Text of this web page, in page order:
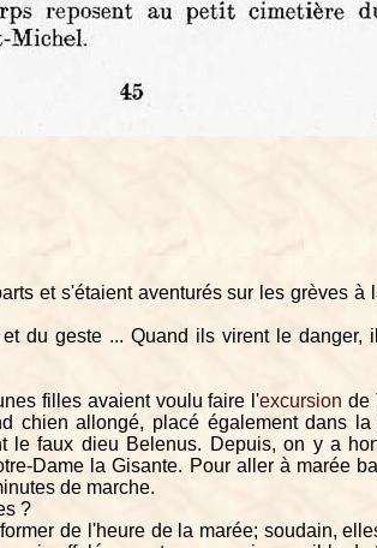
et s'étaient aventurés sur les grèves à
du geste ... Quand ils virent le danger,
filles avaient voulu faire l'excursion de
chien allongé, placé également dans la
le faux dieu Belenus. Depuis, on y a
Dame la Gisante. Pour aller à marée
de marche.
?
de l'heure de la marée; soudain,